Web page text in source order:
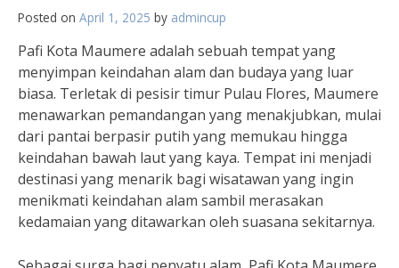
Posted on April 1, 2025 by admincup
Pafi Kota Maumere adalah sebuah tempat yang
menyimpan keindahan alam dan budaya yang luar
biasa. Terletak di pesisir timur Pulau Flores, Maumere
menawarkan pemandangan yang menakjubkan, mulai
dari pantai berpasir putih yang memukau hingga
keindahan bawah laut yang kaya. Tempat ini menjadi
destinasi yang menarik bagi wisatawan yang ingin
menikmati keindahan alam sambil merasakan
kedamaian yang ditawarkan oleh suasana sekitarnya.